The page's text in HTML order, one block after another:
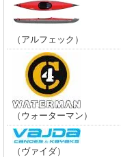
（アルフェック）
（ウォーターマン）
（ヴァイダ）